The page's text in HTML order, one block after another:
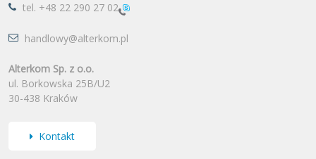
tel. +48 22 290 27 02
handlowy@alterkom.pl
Alterkom Sp. z o.o.
ul. Borkowska 25B/U2
30-438 Kraków
Kontakt